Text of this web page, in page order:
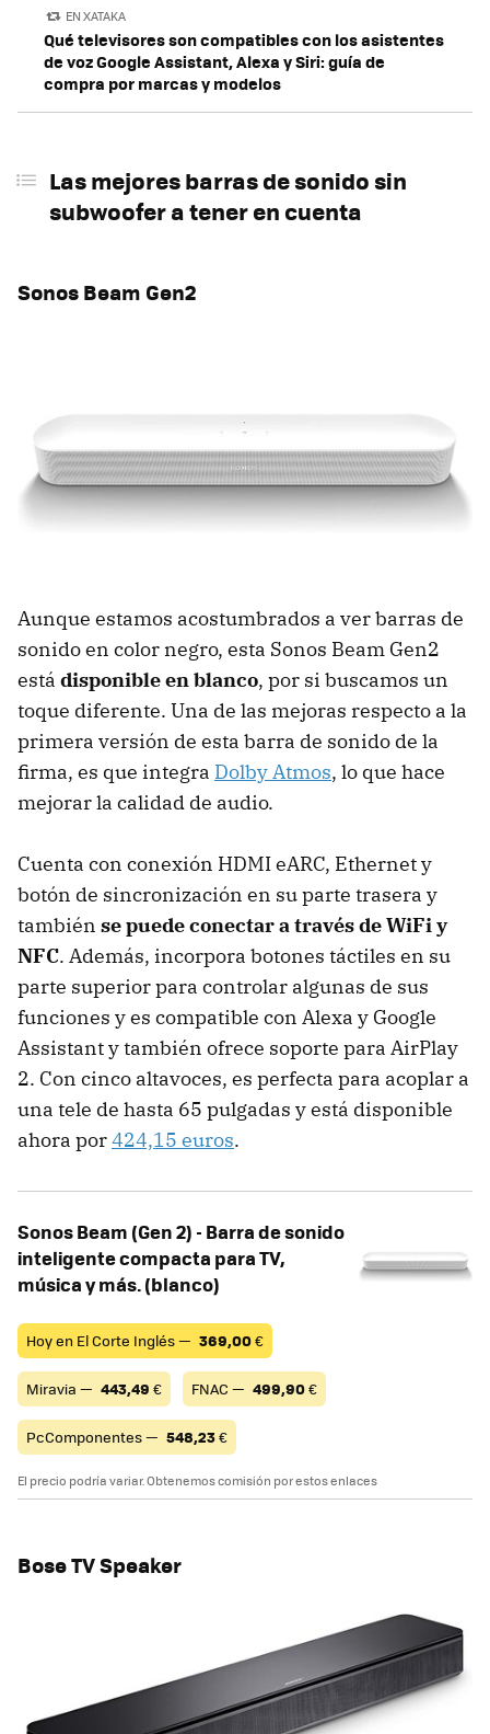
EN XATAKA
Qué televisores son compatibles con los asistentes
de voz Google Assistant, Alexa y Siri: guía de
compra por marcas y modelos
Las mejores barras de sonido sin
subwoofer a tener en cuenta
Sonos Beam Gen2
Aunque estamos acostumbrados a ver barras de
sonido en color negro, esta Sonos Beam Gen2
está disponible en blanco, por si buscamos un
toque diferente. Una de las mejoras respecto a la
primera versión de esta barra de sonido de la
firma, es que integra Dolby Atmos, lo que hace
mejorar la calidad de audio.
Cuenta con conexión HDMI eARC, Ethernet y
botón de sincronización en su parte trasera y
también se puede conectar a través de WiFi y
NFC. Además, incorpora botones táctiles en su
parte superior para controlar algunas de sus
funciones y es compatible con Alexa y Google
Assistant y también ofrece soporte para AirPlay
2. Con cinco altavoces, es perfecta para acoplar a
una tele de hasta 65 pulgadas y está disponible
ahora por424,15 euros.
Sonos Beam (Gen 2) - Barra de sonido
inteligente compacta para TV,
música y más. (blanco)
Hoy en El Corte Inglés — 369,00€
Miravia — 443,49 € FNAC — 499,90€
PcComponentes — 548,23€
El precio podría variar. Obtenemos comisión por estos enlaces
Bose TV Speaker